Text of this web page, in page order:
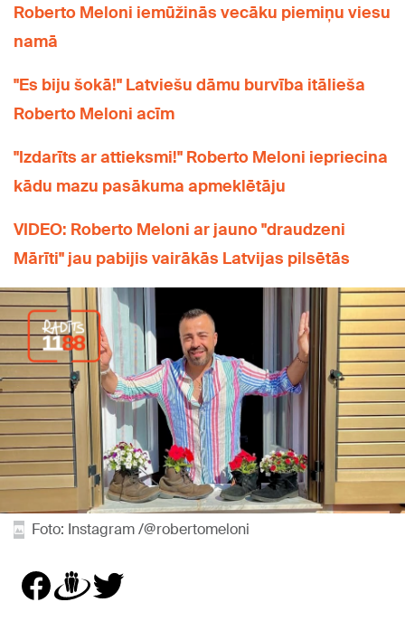
Roberto Meloni iemūžinās vecāku piemiņu viesu
namā
"Es biju šokā!" Latviešu dāmu burvība itālieša
Roberto Meloni acīm
"Izdarīts ar attieksmi!" Roberto Meloni iepriecina
kādu mazu pasākuma apmeklētāju
VIDEO: Roberto Meloni ar jauno "draudzeni
Mārīti" jau pabijis vairākās Latvijas pilsētās
Foto: Instagram /@robertomeloni